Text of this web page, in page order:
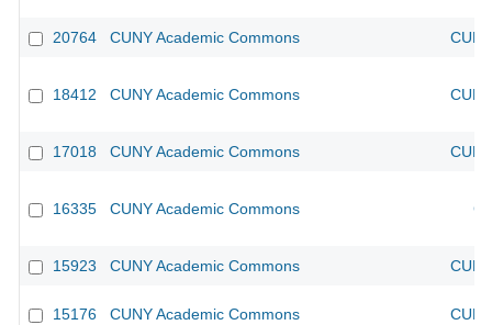
20764 CUNY Academic Commons
18412 CUNY Academic Commons
17018 CUNY Academic Commons
16335 CUNY Academic Commons
15923 CUNY Academic Commons
15176 CUNY Academic Commons